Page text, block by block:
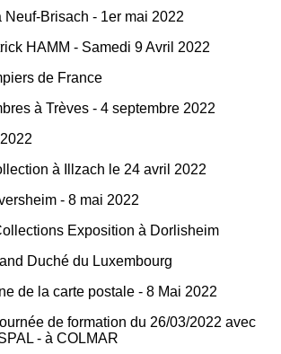
Neuf-Brisach - 1er mai 2022
HAMM - Samedi 9 Avril 2022
de France
à Trèves - 4 septembre 2022
à Illzach le 24 avril 2022
- 8 mai 2022
Exposition à Dorlisheim
Duché du Luxembourg
de la carte postale - 8 Mai 2022
de formation du 26/03/2022 avec
- à COLMAR